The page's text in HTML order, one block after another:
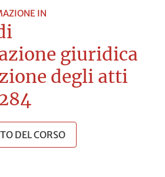
IN
giuridica
degli atti
DEL CORSO